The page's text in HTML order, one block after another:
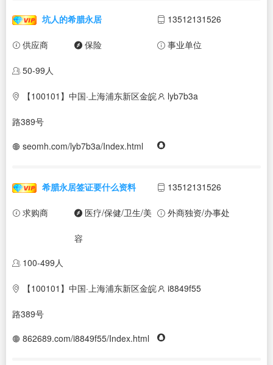
坑人的希腊永居 13512131526
供应商 保险 事业单位
50-99人
【100101】中国·上海浦东新区金皖
路389号
lyb7b3a
seomh.com/lyb7b3a/Index.html
希腊永居签证要什么资料 13512131526
求购商 医疗/保健/卫生/美
容
外商独资/办事处
100-499人
【100101】中国·上海浦东新区金皖
路389号
i8849f55
862689.com/i8849f55/Index.html